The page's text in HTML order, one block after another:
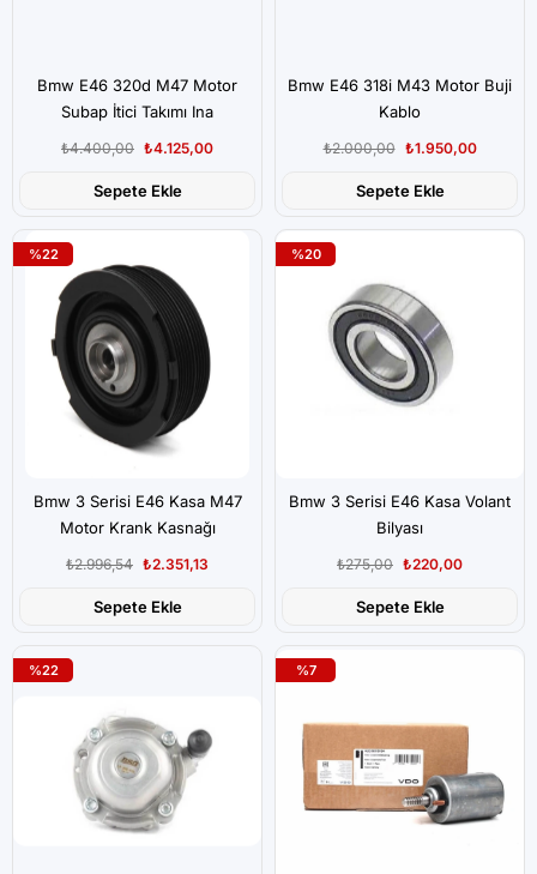
Bmw E46 320d M47 Motor
Subap İtici Takımı Ina
₺4.125,00
₺4.400,00
Sepete Ekle
Bmw E46 318i M43 Motor Buji
Kablo
₺1.950,00
₺2.000,00
Sepete Ekle
Bmw 3 Serisi E46 Kasa M47
Motor Krank Kasnağı
₺2.351,13
₺2.996,54
Sepete Ekle
%22
Bmw 3 Serisi E46 Kasa Volant
Bilyası
₺220,00
₺275,00
Sepete Ekle
%20
%22 %7